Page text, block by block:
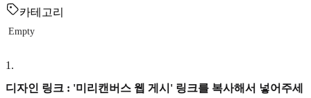
카테고리
Empty
1 .
디자인 링크 : '미리캔버스 웹 게시' 링크를 복사해서 넣어주세